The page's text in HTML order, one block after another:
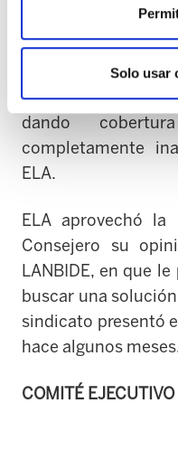
Solo usar
reglas de juego
sindical y social
Urkullu
desempeñe el
dando
completamente
ELA.
ELA aprovechó la
Consejero su
LANBIDE, en que
buscar una
sindicato presentó
hace algunos
COMITÉ